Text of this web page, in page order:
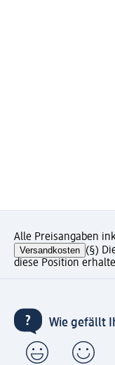
Alle Preisangaben
Versandkosten (§)
diese Position
Wie gefällt